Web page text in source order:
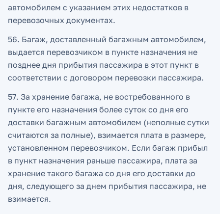
автомобилем с указанием этих недостатков в
перевозочных документах.
56. Багаж, доставленный багажным автомобилем,
выдается перевозчиком в пункте назначения не
позднее дня прибытия пассажира в этот пункт в
соответствии с договором перевозки пассажира.
57. За хранение багажа, не востребованного в
пункте его назначения более суток со дня его
доставки багажным автомобилем (неполные сутки
считаются за полные), взимается плата в размере,
установленном перевозчиком. Если багаж прибыл
в пункт назначения раньше пассажира, плата за
хранение такого багажа со дня его доставки до
дня, следующего за днем прибытия пассажира, не
взимается.